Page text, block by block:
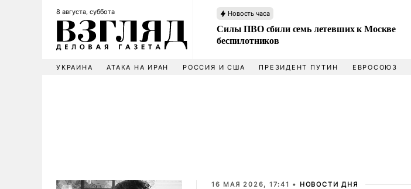
8 августа, суббота Новость часа
Силы ПВО сбили семь летевших к Москве
беспилотников
УКРАИНА АТАКА НА ИРАН РОССИЯ И США ПРЕЗИДЕНТ ПУТИН ЕВРОСОЮЗ
16 МАЯ 2026, 17:41 • НОВОСТИ ДНЯ